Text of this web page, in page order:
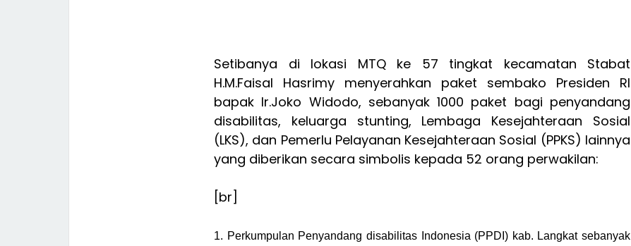
Setibanya di lokasi MTQ ke 57 tingkat kecamatan Stabat
H.M.Faisal Hasrimy menyerahkan paket sembako Presiden RI
bapak Ir.Joko Widodo, sebanyak 1000 paket bagi penyandang
disabilitas, keluarga stunting, Lembaga Kesejahteraan Sosial
(LKS), dan Pemerlu Pelayanan Kesejahteraan Sosial (PPKS) lainnya
yang diberikan secara simbolis kepada 52 orang perwakilan:
[br]
1. Perkumpulan Penyandang disabilitas Indonesia (PPDI) kab. Langkat sebanyak